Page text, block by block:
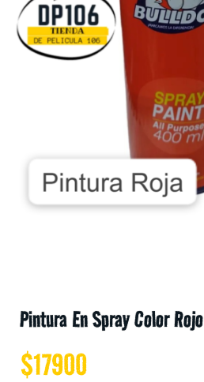
Pintura En Spray Color Rojo
$17900